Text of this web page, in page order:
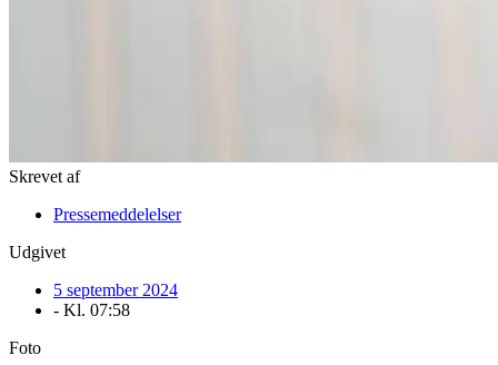
Skrevet af
Pressemeddelelser
Udgivet
5 september 2024
- Kl. 07:58
Foto